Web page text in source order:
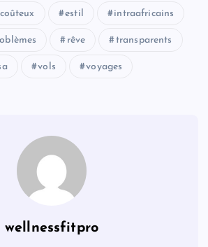
coûteux estil intraafricains
rêve transparents
vols voyages
wellnessfitpro